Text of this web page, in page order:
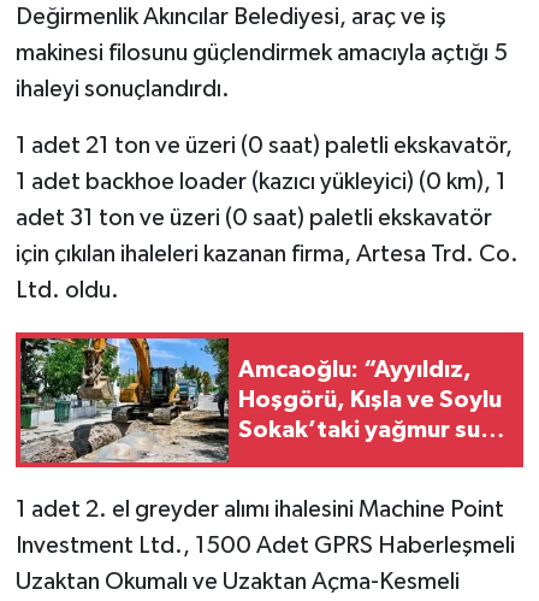
Değirmenlik Akıncılar Belediyesi, araç ve iş
makinesi filosunu güçlendirmek amacıyla açtığı 5
ihaleyi sonuçlandırdı.
1 adet 21 ton ve üzeri (0 saat) paletli ekskavatör,
1 adet backhoe loader (kazıcı yükleyici) (0 km), 1
adet 31 ton ve üzeri (0 saat) paletli ekskavatör
için çıkılan ihaleleri kazanan firma, Artesa Trd. Co.
Ltd. oldu.
Amcaoğlu: “Ayyıldız,
Hoşgörü, Kışla ve Soylu
Sokak’taki yağmur suyu
1 adet 2. el greyder alımı ihalesini Machine Point
Investment Ltd., 1500 Adet GPRS Haberleşmeli
Uzaktan Okumalı ve Uzaktan Açma-Kesmeli